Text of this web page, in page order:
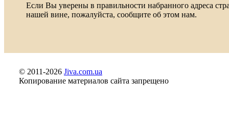
Если Вы уверены в правильности набранного адреса
нашей вине, пожалуйста, сообщите об этом нам.
© 2011-2026 Jiva.com.ua
Копирование материалов сайта запрещено